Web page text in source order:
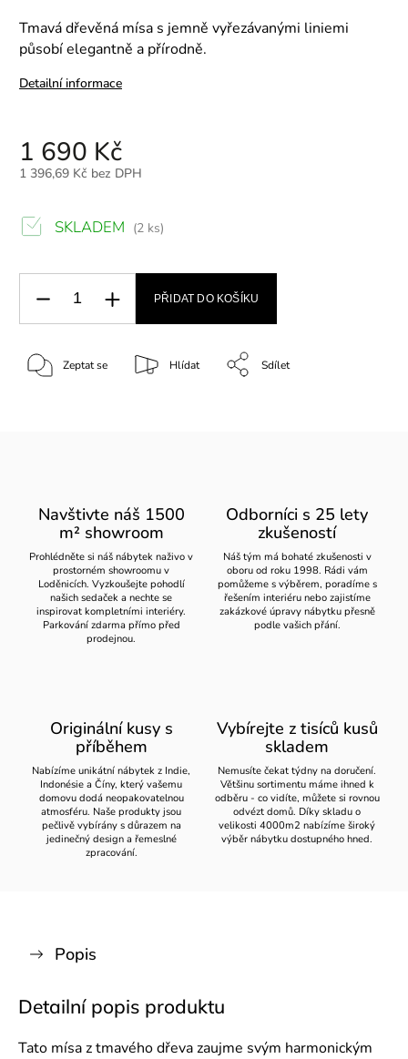
Tmavá dřevěná mísa s jemně vyřezávanými liniemi
působí elegantně a přírodně.
Detailní informace
1 690 Kč
1 396,69 Kč bez DPH
SKLADEM (2 ks)
PŘIDAT DO KOŠÍKU
Zeptat se Hlídat Sdílet
Navštivte náš 1500
m² showroom
Prohlédněte si náš nábytek naživo v
prostorném showroomu v
Loděnicích. Vyzkoušejte pohodlí
našich sedaček a nechte se
inspirovat kompletními interiéry.
Parkování zdarma přímo před
prodejnou.
Odborníci s 25 lety
zkušeností
Náš tým má bohaté zkušenosti v
oboru od roku 1998. Rádi vám
pomůžeme s výběrem, poradíme s
řešením interiéru nebo zajistíme
zakázkové úpravy nábytku přesně
podle vašich přání.
Originální kusy s
příběhem
Nabízíme unikátní nábytek z Indie,
Indonésie a Číny, který vašemu
domovu dodá neopakovatelnou
atmosféru. Naše produkty jsou
pečlivě vybírány s důrazem na
jedinečný design a řemeslné
zpracování.
Vybírejte z tisíců kusů
skladem
Nemusíte čekat týdny na doručení.
Většinu sortimentu máme ihned k
odběru - co vidíte, můžete si rovnou
odvézt domů. Díky skladu o
velikosti 4000m2 nabízíme široký
výběr nábytku dostupného hned.
Popis
Detailní popis produktu
Tato mísa z tmavého dřeva zaujme svým harmonickým